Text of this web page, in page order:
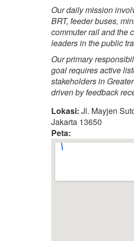
Our daily mission
BRT, feeder buses,
commuter rail and the
leaders in the public
Our primary
goal requires active
stakeholders in
driven by feedback
Lokasi: Jl. Mayjen
Jakarta 13650
Peta: